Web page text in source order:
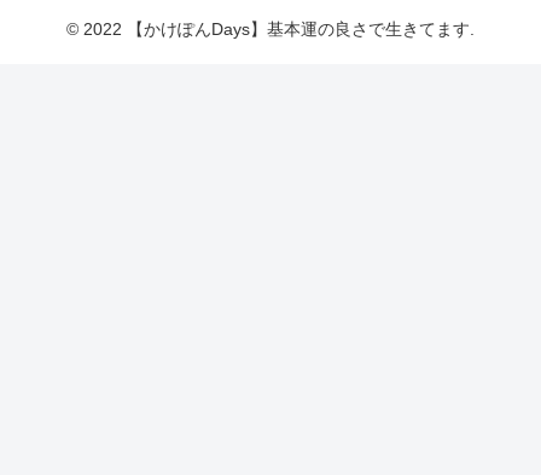
© 2022 【かけぽんDays】基本運の良さで生きてます.